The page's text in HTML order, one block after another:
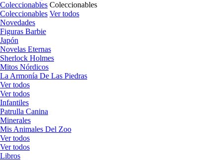
Coleccionables Coleccionables
Coleccionables Ver todos
Novedades
Figuras Barbie
Japón
Novelas Eternas
Sherlock Holmes
Mitos Nórdicos
La Armonía De Las Piedras
Ver todos
Ver todos
Infantiles
Patrulla Canina
Minerales
Mis Animales Del Zoo
Ver todos
Ver todos
Libros